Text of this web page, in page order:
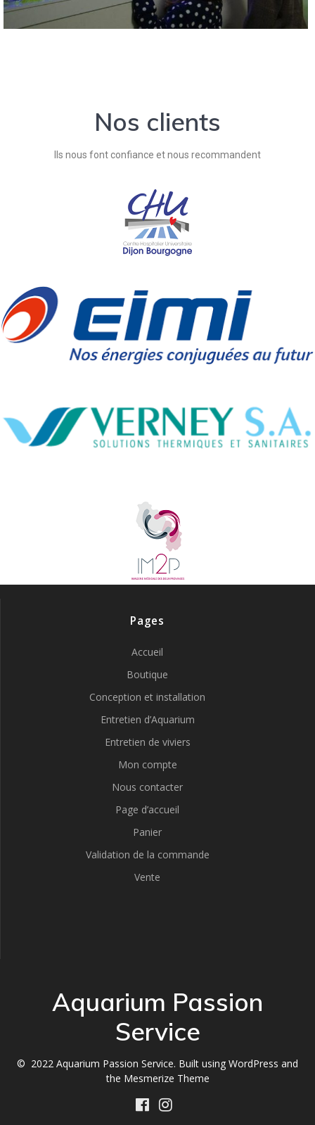
Nos clients
Ils nous font confiance et nous recommandent
Pages
Accueil
Boutique
Conception et installation
Entretien d’Aquarium
Entretien de viviers
Mon compte
Nous contacter
Page d’accueil
Panier
Validation de la commande
Vente
Aquarium Passion
Service
© 2022 Aquarium Passion Service. Built using WordPress and
the Mesmerize Theme